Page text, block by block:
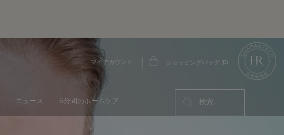
マイアカウント ヘレ
ショッピングバッグ 0
0 カート内の製品
ニュース 5分間のホームケア 検索...